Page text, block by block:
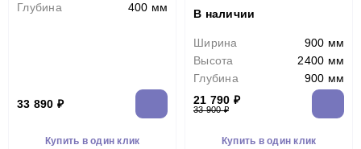
Глубина
400 мм
33 890 ₽
Купить в один клик
В наличии
Ширина
900 мм
Высота
2400 мм
Глубина
900 мм
21 790 ₽
33 900 ₽
Купить в один клик